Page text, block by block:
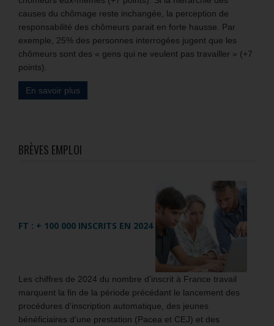
causes du chômage reste inchangée, la perception de
responsabilité des chômeurs parait en forte hausse. Par
exemple, 25% des personnes interrogées jugent que les
chômeurs sont des « gens qui ne veulent pas travailler » (+7
points).
En savoir plus
BRÈVES EMPLOI
FT : + 100 000 INSCRITS EN 2024
Les chiffres de 2024 du nombre d’inscrit à France travail
marquent la fin de la période précédant le lancement des
procédures d’inscription automatique, des jeunes
bénéficiaires d’une prestation (Pacea et CEJ) et des